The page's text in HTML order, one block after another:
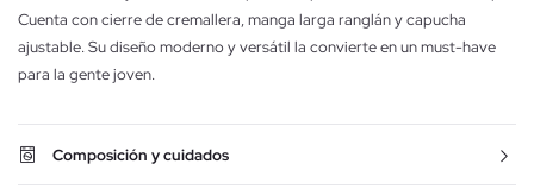
Cuenta con cierre de cremallera, manga larga ranglán y capucha
ajustable. Su diseño moderno y versátil la convierte en un must-have
para la gente joven.
Composición y cuidados